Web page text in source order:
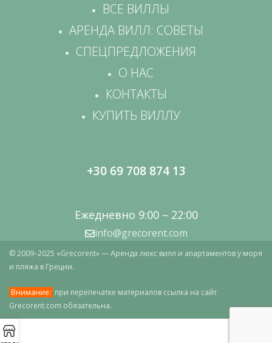
ВСЕ ВИЛЛЫ
АРЕНДА ВИЛЛ: СОВЕТЫ
СПЕЦПРЕДЛОЖЕНИЯ
О НАС
КОНТАКТЫ
КУПИТЬ ВИЛЛУ
+30 69 708 874 13
Ежедневно 9:00 – 22:00
info@grecorent.com
© 2009–2025 «Grecorent» — Аренда люкс вилл и апартаментов у моря
и пляжа в Греции.
Внимание: при перепечатке материалов ссылка на сайт
Grecorent.com обязательна.